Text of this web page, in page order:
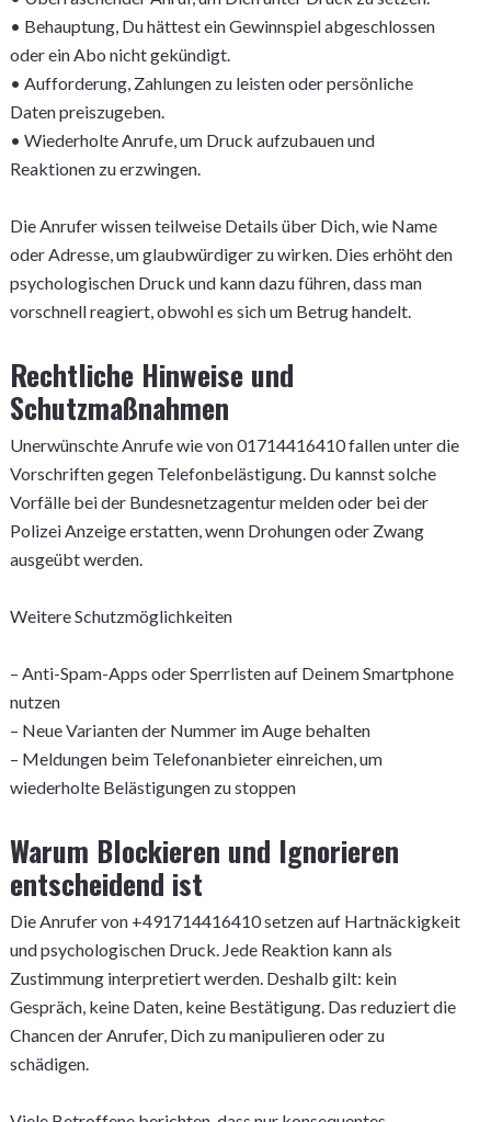
• Behauptung, Du hättest ein Gewinnspiel abgeschlossen
oder ein Abo nicht gekündigt.
• Aufforderung, Zahlungen zu leisten oder persönliche
Daten preiszugeben.
• Wiederholte Anrufe, um Druck aufzubauen und
Reaktionen zu erzwingen.
Die Anrufer wissen teilweise Details über Dich, wie Name
oder Adresse, um glaubwürdiger zu wirken. Dies erhöht den
psychologischen Druck und kann dazu führen, dass man
vorschnell reagiert, obwohl es sich um Betrug handelt.
Rechtliche Hinweise und
Schutzmaßnahmen
Unerwünschte Anrufe wie von 01714416410 fallen unter die
Vorschriften gegen Telefonbelästigung. Du kannst solche
Vorfälle bei der Bundesnetzagentur melden oder bei der
Polizei Anzeige erstatten, wenn Drohungen oder Zwang
ausgeübt werden.
Weitere Schutzmöglichkeiten
– Anti-Spam-Apps oder Sperrlisten auf Deinem Smartphone
nutzen
– Neue Varianten der Nummer im Auge behalten
– Meldungen beim Telefonanbieter einreichen, um
wiederholte Belästigungen zu stoppen
Warum Blockieren und Ignorieren
entscheidend ist
Die Anrufer von +491714416410 setzen auf Hartnäckigkeit
und psychologischen Druck. Jede Reaktion kann als
Zustimmung interpretiert werden. Deshalb gilt: kein
Gespräch, keine Daten, keine Bestätigung. Das reduziert die
Chancen der Anrufer, Dich zu manipulieren oder zu
schädigen.